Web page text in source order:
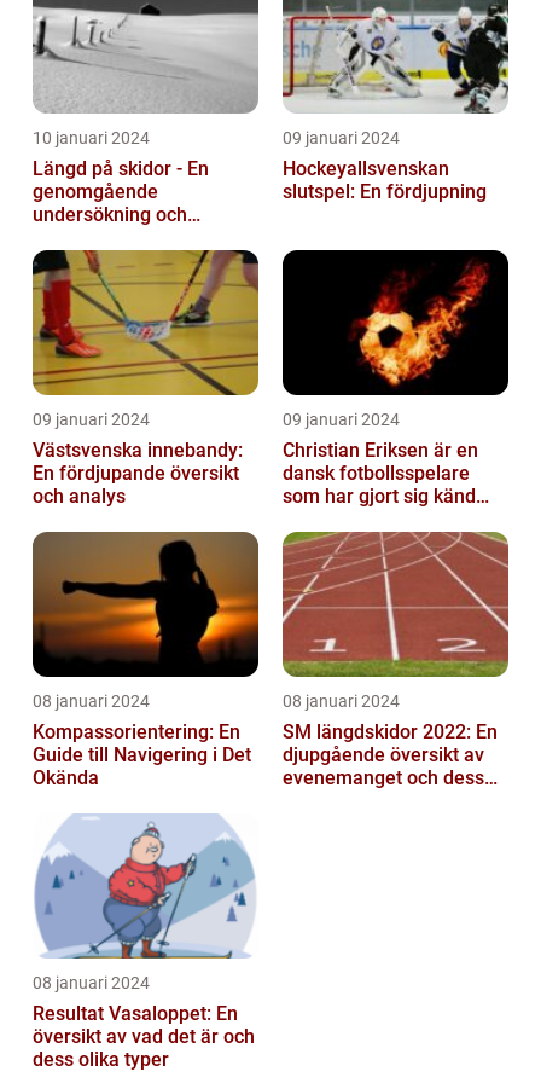
10 januari 2024
Längd på skidor - En
genomgående
undersökning och
09 januari 2024
Hockeyallsvenskan
slutspel: En fördjupning
09 januari 2024
Västsvenska innebandy:
En fördjupande översikt
och analys
09 januari 2024
Christian Eriksen är en
dansk fotbollsspelare
som har gjort sig känd
mittfältarna...
08 januari 2024
Kompassorientering: En
Guide till Navigering i Det
Okända
08 januari 2024
SM längdskidor 2022: En
djupgående översikt av
evenemanget och dess
08 januari 2024
Resultat Vasaloppet: En
översikt av vad det är och
dess olika typer